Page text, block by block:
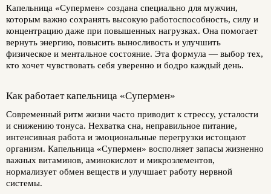
Капельница «Супермен» создана специально для мужчин,
которым важно сохранять высокую работоспособность, силу и
концентрацию даже при повышенных нагрузках. Она помогает
вернуть энергию, повысить выносливость и улучшить
физическое и ментальное состояние. Эта формула — выбор тех,
кто хочет чувствовать себя уверенно и бодро каждый день.
Как работает капельница «Супермен»
Современный ритм жизни часто приводит к стрессу, усталости
и снижению тонуса. Нехватка сна, неправильное питание,
интенсивная работа и эмоциональные перегрузки истощают
организм. Капельница «Супермен» восполняет запасы жизненно
важных витаминов, аминокислот и микроэлементов,
нормализует обмен веществ и улучшает работу нервной
системы.